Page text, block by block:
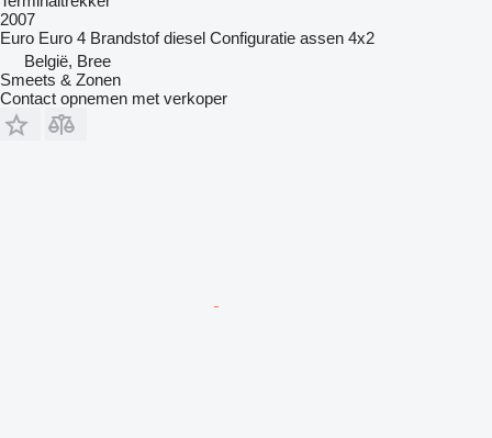
2007
Euro Euro 4 Brandstof diesel Configuratie assen 4x2
België, Bree
Smeets & Zonen
Contact opnemen met verkoper